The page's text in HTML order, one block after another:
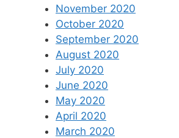
November 2020
October 2020
September 2020
August 2020
July 2020
June 2020
May 2020
April 2020
March 2020